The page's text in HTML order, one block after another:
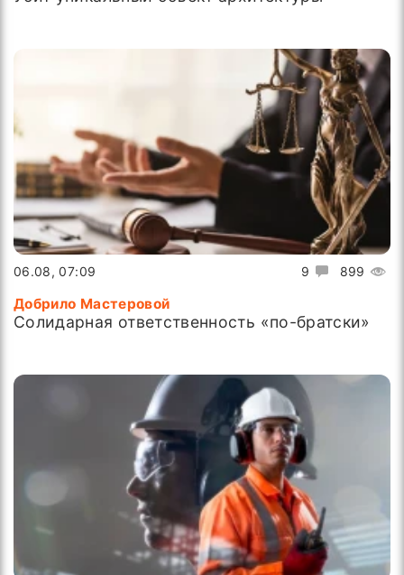
9 899
06.08, 07:09
Добрило Мастеровой
Солидарная ответственность «по-братски»